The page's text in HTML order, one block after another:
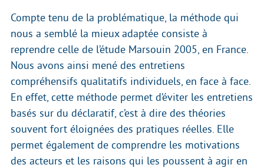
Compte tenu de la problématique, la méthode qui
nous a semblé la mieux adaptée consiste à
reprendre celle de l’étude Marsouin 2005, en France.
Nous avons ainsi mené des entretiens
compréhensifs qualitatifs individuels, en face à face.
En effet, cette méthode permet d’éviter les entretiens
basés sur du déclaratif, c’est à dire des théories
souvent fort éloignées des pratiques réelles. Elle
permet également de comprendre les motivations
des acteurs et les raisons qui les poussent à agir en